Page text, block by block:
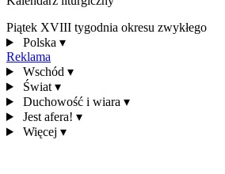
Piątek XVIII tygodnia okresu zwykłego
Polska ▾
Reklama
Wschód ▾
Świat ▾
Duchowość i wiara ▾
Jest afera! ▾
Więcej ▾